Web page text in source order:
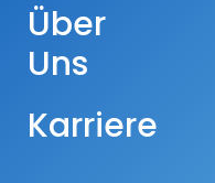
Über
Uns
Karriere